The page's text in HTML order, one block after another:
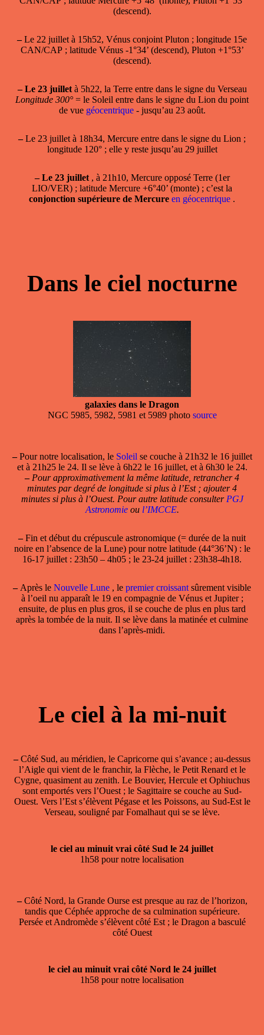
(descend).
–Le 22 juillet à 15h52, Vénus conjoint Pluton ; longitude 15e
CAN/CAP ; latitude Vénus -1°34’ (descend), Pluton +1°53’
(descend).
– Le 23 juilletà 5h22, la Terre entre dans le signe du Verseau
Longitude 300°= le Soleil entre dans le signe du Lion du point
de vue géocentrique - jusqu’au 23 août.
–Le 23 juillet à 18h34, Mercure entre dans le signe du Lion ;
longitude 120° ; elle y reste jusqu’au 29 juillet
– Le 23 juillet , à 21h10, Mercure opposé Terre (1er
LIO/VER) ; latitude Mercure +6°40’ (monte) ; c’est la
conjonction supérieure de Mercure en géocentrique .
Dans le ciel nocturne
galaxies dans le Dragon
NGC 5985, 5982, 5981 et 5989 photo source
–Pour notre localisation, le Soleil se couche à 21h32 le 16 juillet
et à 21h25 le 24. Il se lève à 6h22 le 16 juillet, et à 6h30 le 24.
– Pour approximativement la même latitude, retrancher 4
minutes par degré de longitude si plus à l’Est ; ajouter 4
minutes si plus à l’Ouest. Pour autre latitude consulter PGJ
Astronomieou l’IMCCE.
–Fin et début du crépuscule astronomique (= durée de la nuit
noire en l’absence de la Lune) pour notre latitude (44°36’N) : le
16-17 juillet : 23h50 – 4h05 ; le 23-24 juillet : 23h38-4h18.
–Après le Nouvelle Lune , le premier croissant sûrement visible
à l’oeil nu apparaît le 19 en compagnie de Vénus et Jupiter ;
ensuite, de plus en plus gros, il se couche de plus en plus tard
après la tombée de la nuit. Il se lève dans la matinée et culmine
dans l’après-midi.
Le ciel à la mi-nuit
–Côté Sud, au méridien, le Capricorne qui s’avance ; au-dessus
l’Aigle qui vient de le franchir, la Flèche, le Petit Renard et le
Cygne, quasiment au zenith. Le Bouvier, Hercule et Ophiuchus
sont emportés vers l’Ouest ; le Sagittaire se couche au Sud-
Ouest. Vers l’Est s’élèvent Pégase et les Poissons, au Sud-Est le
Verseau, souligné par Fomalhaut qui se se lève.
le ciel au minuit vrai côté Sud le 24 juillet
1h58 pour notre localisation
–Côté Nord, la Grande Ourse est presque au raz de l’horizon,
tandis que Céphée approche de sa culmination supérieure.
Persée et Andromède s’élèvent côté Est ; le Dragon a basculé
côté Ouest
le ciel au minuit vrai côté Nord le 24 juillet
1h58 pour notre localisation